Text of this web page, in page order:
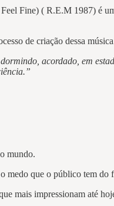
Fine) ( R.E.M 1987) é
de criação dessa
acordado, em
mundo.
medo que o público tem
mais impressionam até